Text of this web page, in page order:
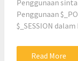
Penggunaan
Penggunaan
$_SESSION dalam
Read More